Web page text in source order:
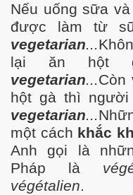
Nếu uống sữa
được làm từ
vegetarian...
lại ăn hột
vegetarian...Còn
hột gà thì ngư
vegetarian...
một cách khắc
Anh gọi là
Pháp là
végétalien.
theo